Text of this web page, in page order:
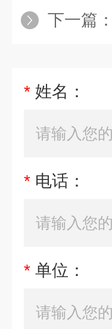
下一篇：
* 姓名：
* 电话：
* 单位：